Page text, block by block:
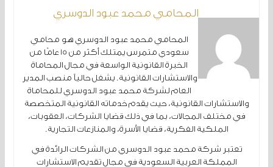
المحامي محمد عبود الدوسري
المحامي محمد عبود الدوسري هو محامي
سعودي متمرس يمتلك أكثر من 15 عامًا من
الخبرة القانونية الواسعة في مجال المحاماة
والاستشارات القانونية. يشغل حالياً منصب المدير
العام لشركة محمد عبود الدوسري للمحاماة
والاستشارات القانونية، حيث يقدم خدماته القانونية المتخصصة
في مختلف المجالات، بما في ذلك قضايا الشركات، العقوبات،
الملكية الفكرية، قضايا الأسرة، والمنازعات التجارية.
تعتبر شركة محمد عبود الدوسري من الشركات الرائدة في
المملكة العربية السعودية في مجال تقديم الاستشارات